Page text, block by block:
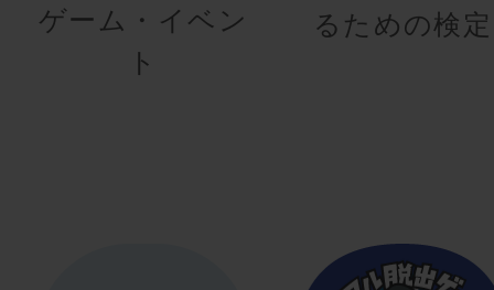
ゲーム・イベン
ト
るための検定